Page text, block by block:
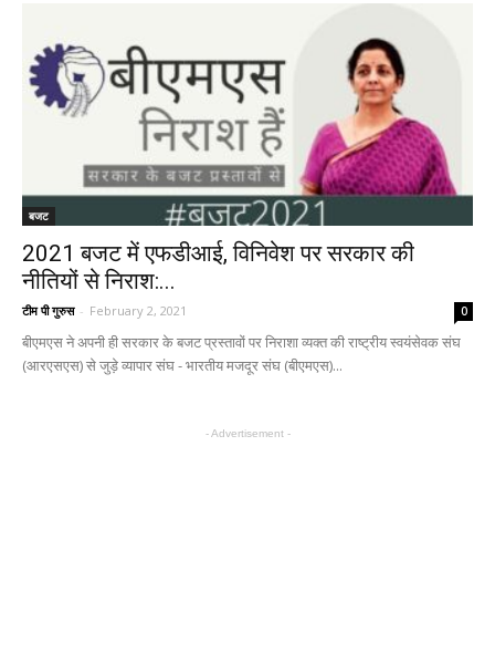
बजट
2021 बजट में एफडीआई, विनिवेश पर सरकार की
नीतियों से निराश:...
टीम पी गुरुस - February 2, 2021 0
बीएमएस ने अपनी ही सरकार के बजट प्रस्तावों पर निराशा व्यक्त की राष्ट्रीय स्वयंसेवक संघ
(आरएसएस) से जुड़े व्यापार संघ - भारतीय मजदूर संघ (बीएमएस)...
- Advertisement -